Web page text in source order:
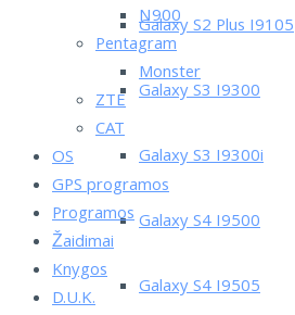
Galaxy S2 Plus I9105
Galaxy S3 I9300
Galaxy S3 I9300i
Galaxy S4 I9500
Galaxy S4 I9505
N900
Pentagram
Monster
ZTE
CAT
OS
GPS programos
Programos
Žaidimai
Knygos
D.U.K.